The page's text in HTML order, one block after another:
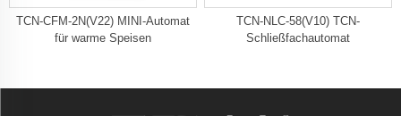
TCN-CFM-2N(V22) MINI-Automat
für warme Speisen
TCN-NLC-58(V10) TCN-
Schließfachautomat